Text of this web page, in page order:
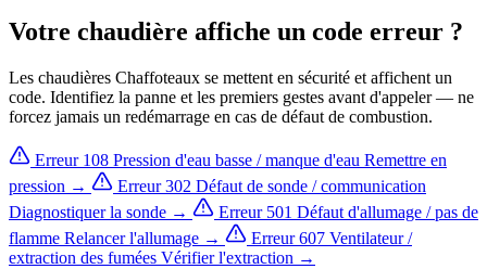
Votre chaudière affiche un code erreur ?
Les chaudières Chaffoteaux se mettent en sécurité et affichent un
code. Identifiez la panne et les premiers gestes avant d'appeler — ne
forcez jamais un redémarrage en cas de défaut de combustion.
Erreur 108 Pression d'eau basse / manque d'eau Remettre en
pression →
Erreur 302 Défaut de sonde / communication
Diagnostiquer la sonde →
Erreur 501 Défaut d'allumage / pas de
flamme Relancer l'allumage → Erreur 607 Ventilateur /
extraction des fumées Vérifier l'extraction →